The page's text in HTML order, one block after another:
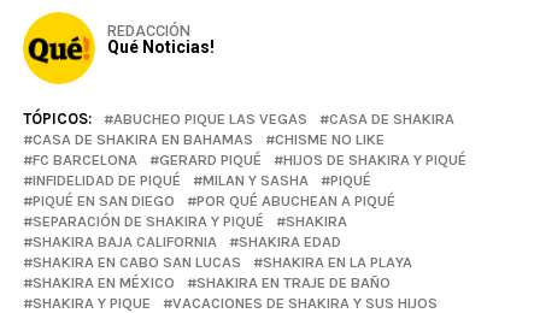
REDACCIÓN
Qué Noticias!
TÓPICOS: ABUCHEO PIQUE LAS VEGAS
CASA DE SHAKIRA
CASA DE SHAKIRA EN BAHAMAS
CHISME NO LIKE
FC BARCELONA
GERARD PIQUÉ
HIJOS DE SHAKIRA Y PIQUÉ
INFIDELIDAD DE PIQUÉ
MILAN Y SASHA
PIQUÉ
PIQUÉ EN SAN DIEGO
POR QUÉ ABUCHEAN A PIQUÉ
SEPARACIÓN DE SHAKIRA Y PIQUÉ
SHAKIRA
SHAKIRA BAJA CALIFORNIA
SHAKIRA EDAD
SHAKIRA EN CABO SAN LUCAS
SHAKIRA EN LA PLAYA
SHAKIRA EN MÉXICO
SHAKIRA EN TRAJE DE BAÑO
SHAKIRA Y PIQUE
VACACIONES DE SHAKIRA Y SUS HIJOS